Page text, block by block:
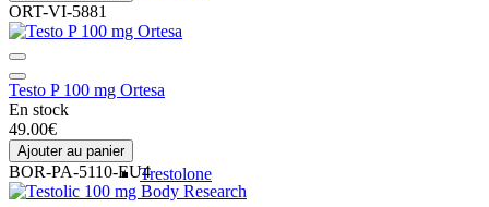
Trestolone
ORT-VI-5881
Testo P 100 mg Ortesa
En stock
49.00€
Ajouter au panier
BOR-PA-5110-EU4